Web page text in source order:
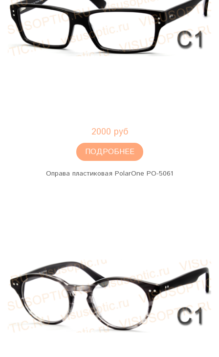
2000 руб
ПОДРОБНЕЕ
Оправа пластиковая PolarOne PO-5061